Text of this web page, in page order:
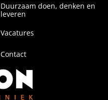
Duurzaam doen, denken en
leveren
Vacatures
Contact